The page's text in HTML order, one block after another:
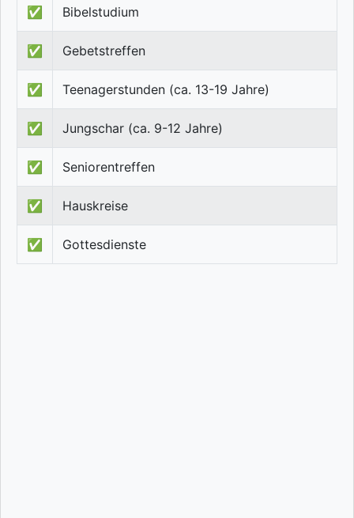
✅ Bibelstudium
✅ Gebetstreffen
✅ Teenagerstunden (ca. 13-19 Jahre)
✅ Jungschar (ca. 9-12 Jahre)
✅ Seniorentreffen
✅ Hauskreise
✅ Gottesdienste